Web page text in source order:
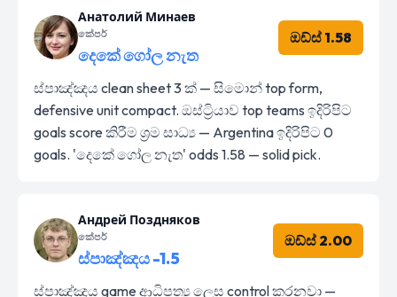
Анатолий Минаев
කේපර්
දෙකේ ගෝල නැත
ඔඩ්ස් 1.58
ස්පාඤ්ඤය clean sheet 3 ක් — සිමොන් top form,
defensive unit compact. ඔස්ට්‍රියාව top teams ඉදිරිපිට
goals score කිරීම ශ්‍රම සාධ්‍ය — Argentina ඉදිරිපිට 0
goals. 'දෙකේ ගෝල නැත' odds 1.58 — solid pick.
Андрей Поздняков
කේපර්
ස්පාඤ්ඤය -1.5
ඔඩ්ස් 2.00
ස්පාඤ්ඤය game ආධිපත්‍ය ලෙස control කරනවා —